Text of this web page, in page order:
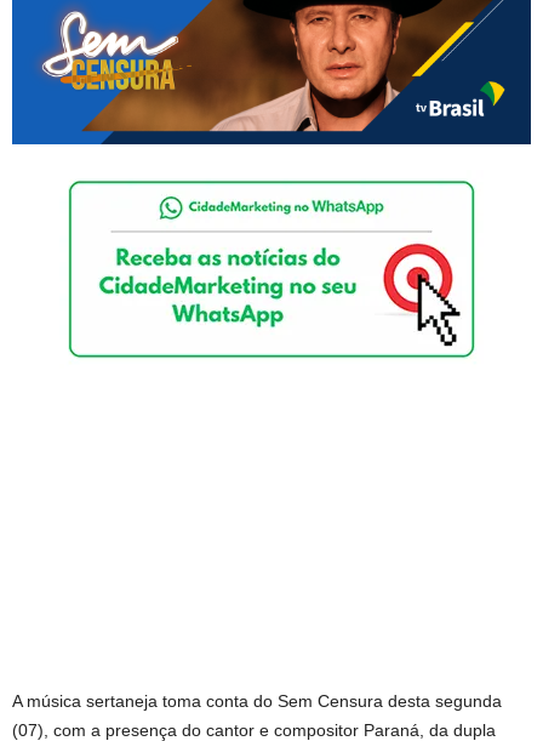
A música sertaneja toma conta do Sem Censura desta segunda
(07), com a presença do cantor e compositor Paraná, da dupla